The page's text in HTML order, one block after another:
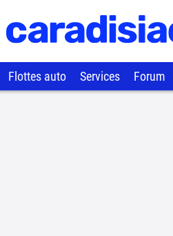
Flottes auto Services Forum